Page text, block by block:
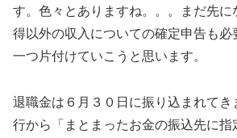
す。色々とありますね。。。まだ先に
得以外の収入についての確定申告も必
一つ片付けていこうと思います。
退職金は６月３０日に振り込まれてき
行から「まとまったお金の振込先に指